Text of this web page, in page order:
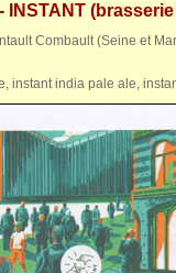
INSTANT
Combault (Seine et
instant india pale ale,